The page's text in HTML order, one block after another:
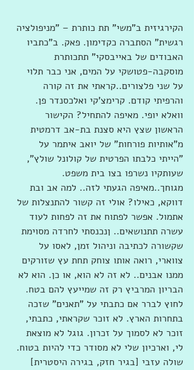
הקירגיזית ב"משי" תת כותרת – "מניפולציה
רגשית" הסתברה כקדימון. פאק. ב"כתביו
האבודים של באייבסקי" תתכותרת
מוסקבה-פטושקי על המים, אני כבר תלוי
על שני פלצורים..קראתי את זה קורה
והרפיתי קודם. קרימצ'קי ואלכסנדר פן.
וואלא יופי. מאיפה להתחיל? הקישור
הראשון שצץ היא סצנת בת-אב דרמטית
מ"אותיות פורחות" של יואב איתמר על
"הייתי כלבתו הפרטית של קולונל שולץ",
שעותקיו נשרפו בצו בית משפט.
מגוחך..מאיפה הגעתי לזה.. למה אב ובת
דווקא, כאילו? אולי זה קשור להתנצלות של
אתמול. אפשר לפתוח את זה לפחות לעוד
עשרה תתנושאים.. ןנכנסתי לחרדה מסוימת
שקשורה לכתיבה וניהול זמן, לאסו על
צווארי, רואה אותו צוחק תחת עץ שזורקים
ממנו אבנים.. לא זה לא הוא, או כן. הוא לא
הבריון המרביץ רק זה שמייעץ להם בטח.
לחוץ לברר אם כתבתי על "תאנים" שזכה
בתחרות הארץ. לא זוכר שקראתי, כתבתי,
זוכר לא לסמוך על זכרון. גוגל לא מוצאת
לי, וארכיון שלי לא מסודר כדי להיות בטוח.
שולה עזבי [בגיר חזק, בגירה היסטרית]